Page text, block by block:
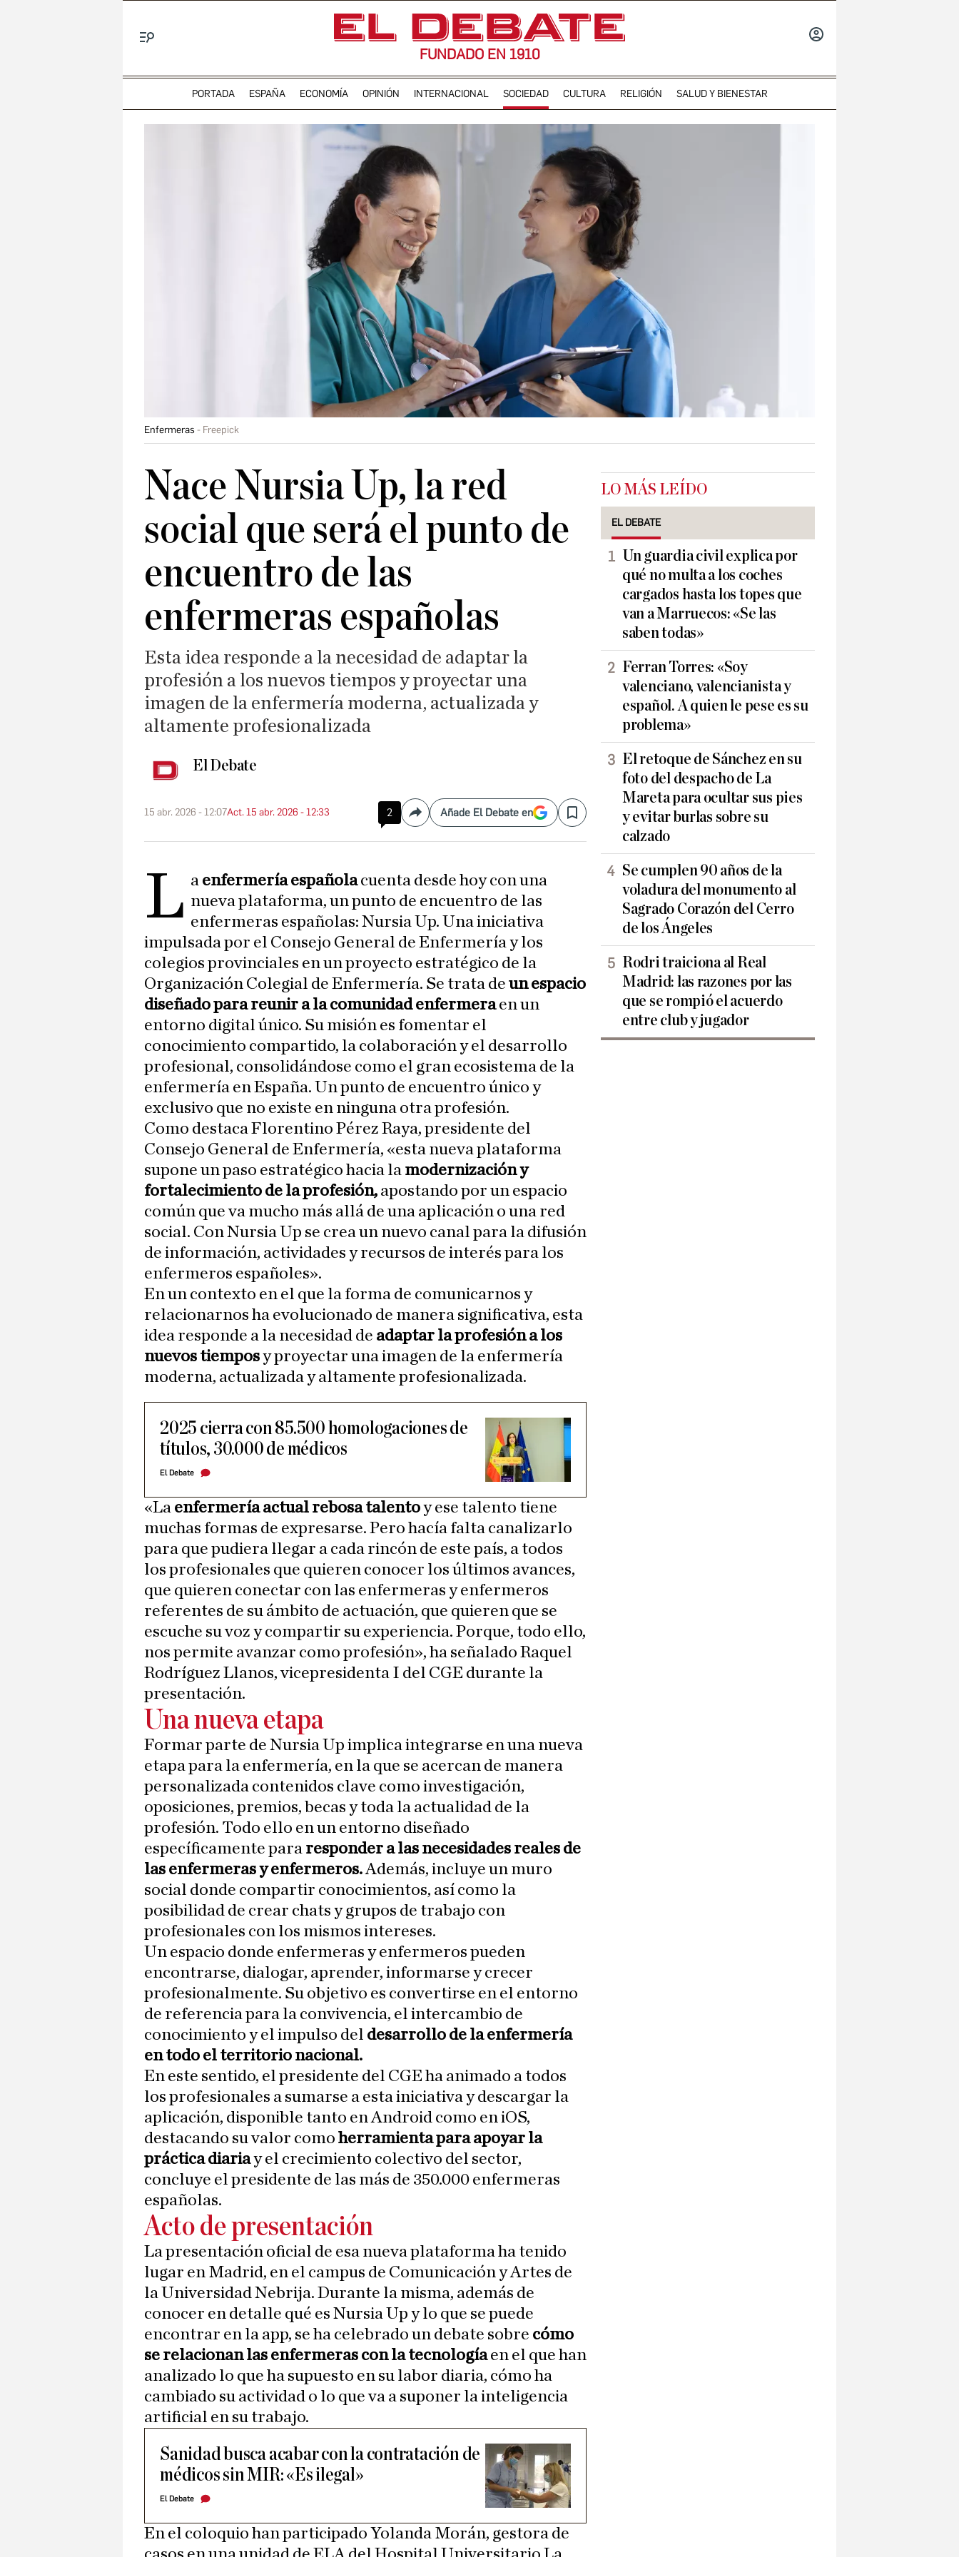
FUNDADO EN 1910
PORTADA ESPAÑA ECONOMÍA OPINIÓN INTERNACIONAL SOCIEDAD CULTURA RELIGIÓN SALUD Y BIENESTAR
Enfermeras Freepick
Nace Nursia Up, la red
social que será el punto de
encuentro de las
enfermeras españolas
Esta idea responde a la necesidad de adaptar la
profesión a los nuevos tiempos y proyectar una
imagen de la enfermería moderna, actualizada y
altamente profesionalizada
El Debate
15 abr. 2026 - 12:07Act. 15 abr. 2026 - 12:33 2 CompartirAñade El Debate en Save
L a enfermería españolacuenta desde hoy con una
nueva plataforma, un punto de encuentro de las
enfermeras españolas: Nursia Up. Una iniciativa
impulsada por el Consejo General de Enfermería y los
colegios provinciales en un proyecto estratégico de la
Organización Colegial de Enfermería. Se trata de un espacio
diseñado para reunir a la comunidad enfermeraen un
entorno digital único. Su misión es fomentar el
conocimiento compartido, la colaboración y el desarrollo
profesional, consolidándose como el gran ecosistema de la
enfermería en España. Un punto de encuentro único y
exclusivo que no existe en ninguna otra profesión.
Como destaca Florentino Pérez Raya, presidente del
Consejo General de Enfermería, «esta nueva plataforma
supone un paso estratégico hacia la modernización y
fortalecimiento de la profesión, apostando por un espacio
común que va mucho más allá de una aplicación o una red
social. Con Nursia Up se crea un nuevo canal para la difusión
de información, actividades y recursos de interés para los
enfermeros españoles».
En un contexto en el que la forma de comunicarnos y
relacionarnos ha evolucionado de manera significativa, esta
idea responde a la necesidad de adaptar la profesión a los
nuevos tiemposy proyectar una imagen de la enfermería
moderna, actualizada y altamente profesionalizada.
2025 cierra con 85.500 homologaciones de
títulos, 30.000 de médicos
El Debate
«La enfermería actual rebosa talentoy ese talento tiene
muchas formas de expresarse. Pero hacía falta canalizarlo
para que pudiera llegar a cada rincón de este país, a todos
los profesionales que quieren conocer los últimos avances,
que quieren conectar con las enfermeras y enfermeros
referentes de su ámbito de actuación, que quieren que se
escuche su voz y compartir su experiencia. Porque, todo ello,
nos permite avanzar como profesión», ha señalado Raquel
Rodríguez Llanos, vicepresidenta I del CGE durante la
presentación.
Una nueva etapa
Formar parte de Nursia Up implica integrarse en una nueva
etapa para la enfermería, en la que se acercan de manera
personalizada contenidos clave como investigación,
oposiciones, premios, becas y toda la actualidad de la
profesión. Todo ello en un entorno diseñado
específicamente para responder a las necesidades reales de
las enfermeras y enfermeros.Además, incluye un muro
social donde compartir conocimientos, así como la
posibilidad de crear chats y grupos de trabajo con
profesionales con los mismos intereses.
Un espacio donde enfermeras y enfermeros pueden
encontrarse, dialogar, aprender, informarse y crecer
profesionalmente. Su objetivo es convertirse en el entorno
de referencia para la convivencia, el intercambio de
conocimiento y el impulso del desarrollo de la enfermería
en todo el territorio nacional.
En este sentido, el presidente del CGE ha animado a todos
los profesionales a sumarse a esta iniciativa y descargar la
aplicación, disponible tanto en Android como en iOS,
destacando su valor como herramienta para apoyar la
práctica diariay el crecimiento colectivo del sector,
concluye el presidente de las más de 350.000 enfermeras
españolas.
Acto de presentación
La presentación oficial de esa nueva plataforma ha tenido
lugar en Madrid, en el campus de Comunicación y Artes de
la Universidad Nebrija. Durante la misma, además de
conocer en detalle qué es Nursia Up y lo que se puede
encontrar en la app, se ha celebrado un debate sobre cómo
se relacionan las enfermeras con la tecnologíaen el que han
analizado lo que ha supuesto en su labor diaria, cómo ha
cambiado su actividad o lo que va a suponer la inteligencia
artificial en su trabajo.
Sanidad busca acabar con la contratación de
médicos sin MIR: «Es ilegal»
El Debate
En el coloquio han participado Yolanda Morán, gestora de
LO MÁS LEÍDO
EL DEBATE
Un guardia civil explica por
qué no multa a los coches
cargados hasta los topes que
van a Marruecos: «Se las
saben todas»
Ferran Torres: «Soy
valenciano, valencianista y
español. A quien le pese es su
problema»
El retoque de Sánchez en su
foto del despacho de La
Mareta para ocultar sus pies
y evitar burlas sobre su
calzado
Se cumplen 90 años de la
voladura del monumento al
Sagrado Corazón del Cerro
de los Ángeles
Rodri traiciona al Real
Madrid: las razones por las
que se rompió el acuerdo
entre club y jugador